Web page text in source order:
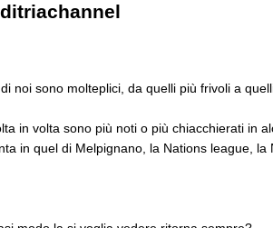
noi sono molteplici, da quelli più frivoli a
in volta sono più noti o più chiacchierati in
in quel di Melpignano, la Nations league, la